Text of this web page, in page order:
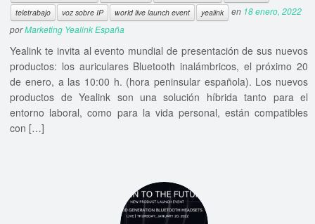
teletrabajo
voz sobre IP world live launch event yealink en 18 enero, 2022
porMarketing Yealink España
Yealink te invita al evento mundial de presentación de sus nuevos
productos: los auriculares Bluetooth inalámbricos, el próximo 20
de enero, a las 10:00 h. (hora peninsular española). Los nuevos
productos de Yealink son una solución híbrida tanto para el
entorno laboral, como para la vida personal, están compatibles
con […]